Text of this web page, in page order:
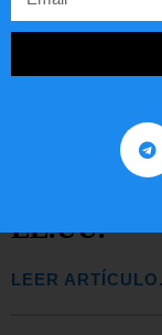
EE.UU.
LEER